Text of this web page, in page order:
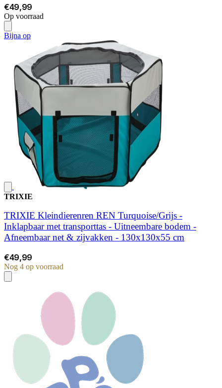
€49,99
Op voorraad
Bijna op
TRIXIE
TRIXIE Kleindierenren REN Turquoise/Grijs -
Inklapbaar met transporttas - Uitneembare bodem -
Afneembaar net & zijvakken - 130x130x55 cm
€49,99
Nog 4 op voorraad